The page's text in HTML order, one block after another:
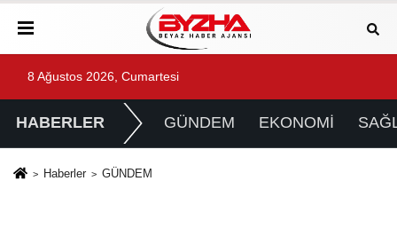
8 Ağustos 2026, Cumartesi
HABERLER GÜNDEM EKONOMİ
Haberler GÜNDEM